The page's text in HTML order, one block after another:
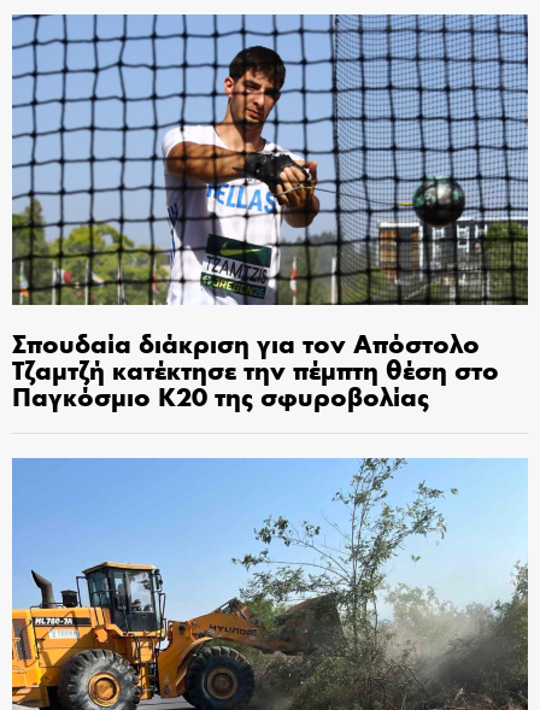
Σπουδαία διάκριση για τον Απόστολο
Τζαμτζή κατέκτησε την πέμπτη θέση στο
Παγκόσμιο Κ20 της σφυροβολίας